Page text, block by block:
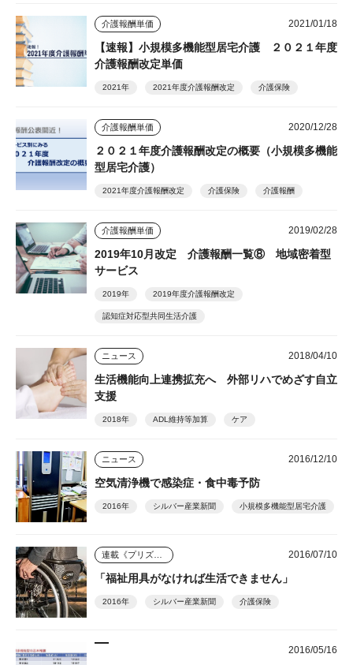
介護報酬単価 2021/01/18
【速報】小規模多機能型居宅介護 ２０２１年度
介護報酬改定単価
2021年 2021年度介護報酬改定 介護保険
介護報酬単価 2020/12/28
２０２１年度介護報酬改定の概要（小規模多機能
型居宅介護）
2021年度介護報酬改定 介護保険 介護報酬
介護報酬単価 2019/02/28
2019年10月改定 介護報酬一覧⑧ 地域密着型
サービス
2019年 2019年度介護報酬改定
認知症対応型共同生活介護
ニュース 2018/04/10
生活機能向上連携拡充へ 外部リハでめざす自立
支援
2018年 ADL維持等加算 ケア
ニュース 2016/12/10
空気清浄機で感染症・食中毒予防
2016年 シルバー産業新聞 小規模多機能型居宅介護
2016/07/10
「福祉用具がなければ生活できません」
2016年 シルバー産業新聞 介護保険
2016/05/16